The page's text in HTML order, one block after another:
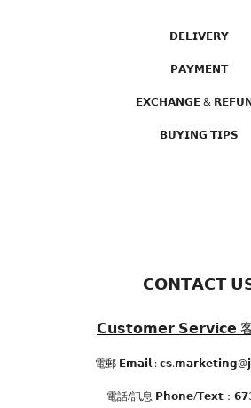
𝗗𝗘𝗟𝗜𝗩𝗘𝗥𝗬
𝗣𝗔𝗬𝗠𝗘𝗡𝗧
𝗘𝗫𝗖𝗛𝗔𝗡𝗚𝗘 &
𝗕𝗨𝗬𝗜𝗡𝗚 𝗧𝗜𝗣𝗦
𝗖𝗢𝗡𝗧𝗔𝗖𝗧
𝗖𝘂𝘀𝘁𝗼𝗺𝗲𝗿 𝗦𝗲𝗿𝘃𝗶𝗰𝗲
電郵 𝗘𝗺𝗮𝗶𝗹 :
電話/訊息 𝗣𝗵𝗼𝗻𝗲/𝗧𝗲𝘅𝘁：